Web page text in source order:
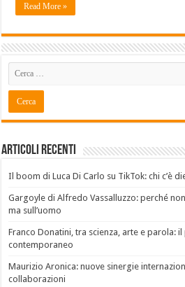
Read More »
Articoli recenti
Il boom di Luca Di Carlo su TikTok: chi c’è
Gargoyle di Alfredo Vassalluzzo: perché
ma sull’uomo
Franco Donatini, tra scienza, arte e parola:
contemporaneo
Maurizio Aronica: nuove sinergie
collaborazioni